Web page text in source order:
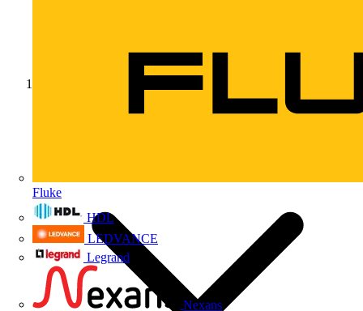
Fluke
HDL
LEDVANCE
Legrand
Nexans